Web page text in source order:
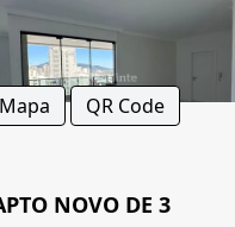
Mapa QR Code
NOVO DE 3